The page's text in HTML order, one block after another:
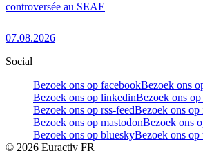
controversée au SEAE
07.08.2026
Social
Bezoek ons op facebookBezoek ons
Bezoek ons op linkedinBezoek ons
Bezoek ons op rss-feedBezoek ons op
Bezoek ons op mastodonBezoek ons
Bezoek ons op blueskyBezoek ons op
© 2026 Euractiv FR